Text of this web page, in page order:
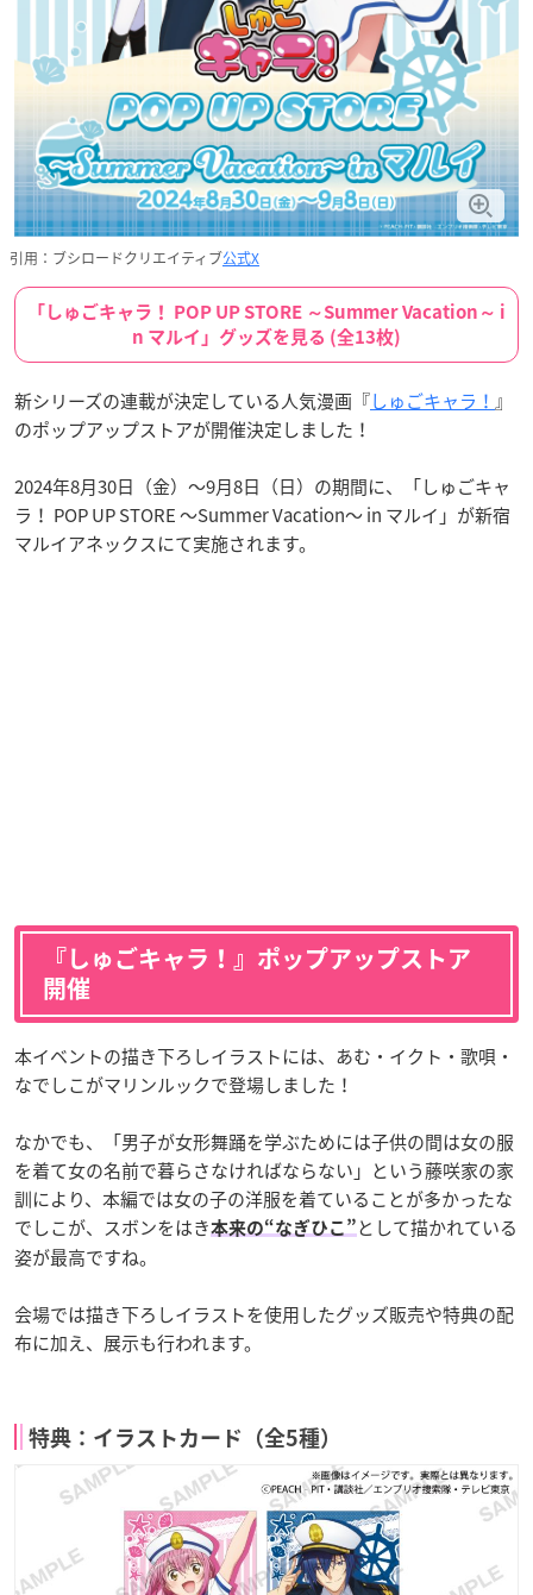
引用：ブシロードクリエイティブ公式X
「しゅごキャラ！ POP UP STORE ～Summer Vacation～ i
n マルイ」グッズを見る (全13枚)
新シリーズの連載が決定している人気漫画『しゅごキャラ！ 』
のポップアップストアが開催決定しました！
2024年8月30日（金）～9月8日（日）の期間に、「しゅごキャ
ラ！ POP UP STORE ～Summer Vacation～ in マルイ」が新宿
マルイアネックスにて実施されます。
『しゅごキャラ！』ポップアップストア
開催
本イベントの描き下ろしイラストには、あむ・イクト・歌唄・
なでしこがマリンルックで登場しました！
なかでも、「男子が女形舞踊を学ぶためには子供の間は女の服
を着て女の名前で暮らさなければならない」という藤咲家の家
訓により、本編では女の子の洋服を着ていることが多かったな
でしこが、スボンをはき本来の“なぎひこ” として描かれている
姿が最高ですね。
会場では描き下ろしイラストを使用したグッズ販売や特典の配
布に加え、展示も行われます。
特典：イラストカード（全5種）